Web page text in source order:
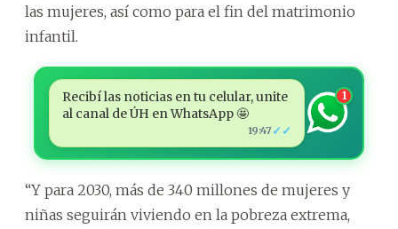
las mujeres, así como para el fin del matrimonio
infantil.
Recibí las noticias en tu celular, unite
al canal de ÚH en WhatsApp 🤩
19:47 ✓✓
1
“Y para 2030, más de 340 millones de mujeres y
niñas seguirán viviendo en la pobreza extrema,